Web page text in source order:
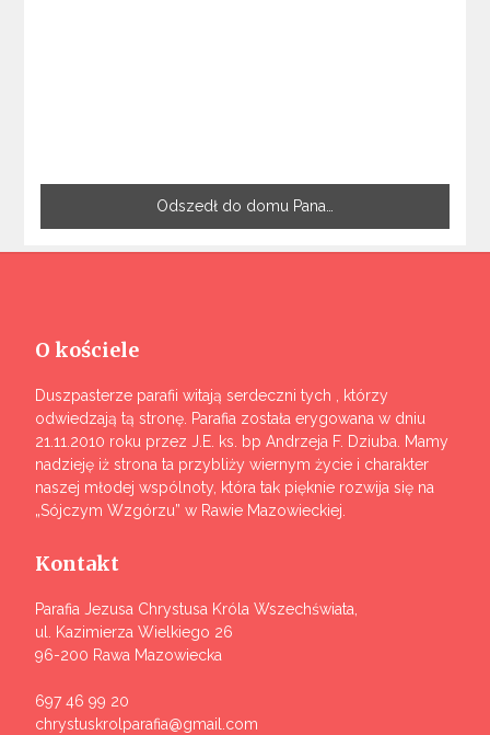
Odszedł do domu Pana…
O kościele
Duszpasterze parafii witają serdeczni tych , którzy
odwiedzają tą stronę. Parafia została erygowana w dniu
21.11.2010 roku przez J.E. ks. bp Andrzeja F. Dziuba. Mamy
nadzieję iż strona ta przybliży wiernym życie i charakter
naszej młodej wspólnoty, która tak pięknie rozwija się na
„Sójczym Wzgórzu” w Rawie Mazowieckiej.
Kontakt
Parafia Jezusa Chrystusa Króla Wszechświata,
ul. Kazimierza Wielkiego 26
96-200 Rawa Mazowiecka
697 46 99 20
chrystuskrolparafia@gmail.com